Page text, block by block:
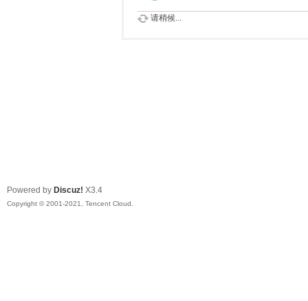
请稍候...
Powered by Discuz! X3.4
Copyright © 2001-2021, Tencent Cloud.